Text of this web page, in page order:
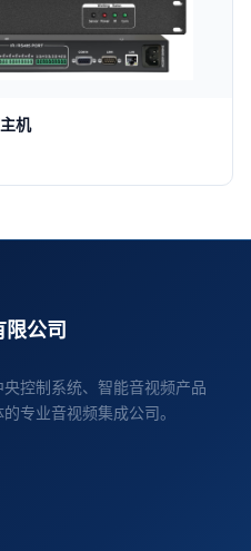
机
公司
控制系统、智能音视频产品
专业音视频集成公司。